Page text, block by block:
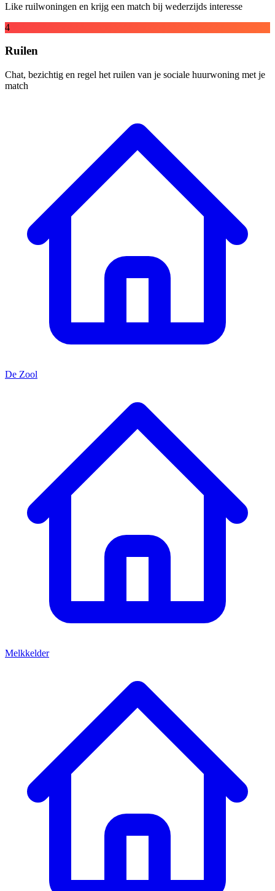
Like ruilwoningen en krijg een match bij wederzijds interesse
4
Ruilen
Chat, bezichtig en regel het ruilen van je sociale huurwoning met je
match
De Zool
Melkkelder